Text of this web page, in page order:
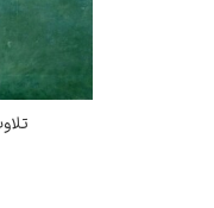
تلاوت – توماس دیوینگ